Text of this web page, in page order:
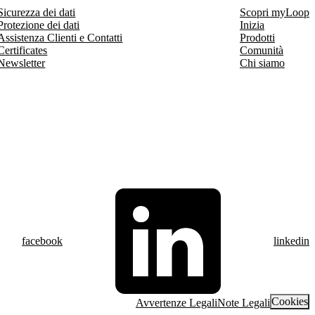
dei dati
dei dati
Clienti e Contatti
Scopri myLoop
Inizia
Prodotti
Comunità
Chi siamo
facebook linkedin
Avvertenze LegaliNote LegaliCookies